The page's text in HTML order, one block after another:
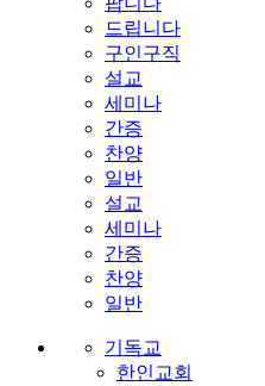
드립니다
구인구직
설교
세미나
간증
찬양
일반
설교
세미나
간증
찬양
일반
기독교
한인교회